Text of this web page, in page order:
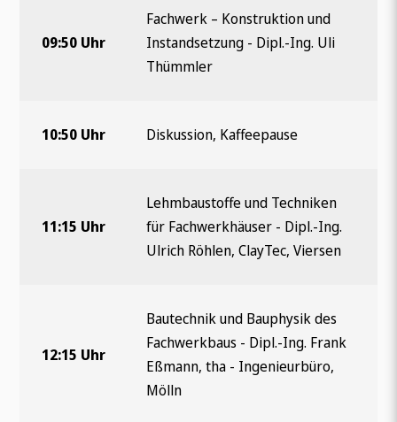
09:50 Uhr
Fachwerk – Konstruktion und
Instandsetzung - Dipl.-Ing. Uli
Thümmler
10:50 Uhr Diskussion, Kaffeepause
11:15 Uhr
Lehmbaustoffe und Techniken
für Fachwerkhäuser - Dipl.-Ing.
Ulrich Röhlen, ClayTec, Viersen
12:15 Uhr
Bautechnik und Bauphysik des
Fachwerkbaus - Dipl.-Ing. Frank
Eßmann, tha - Ingenieurbüro,
Mölln